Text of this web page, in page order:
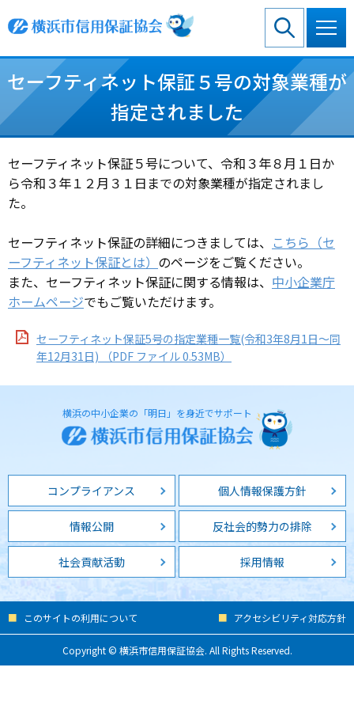
ロ
バ
ル
ビ
シ
ョ
ン
文ー
ル
ナ
ゲ
ョ
ン
へ
ッ
ー
へセーフティネット保証５号の対象業種が
指定されました
セーフティネット保証５号について、 令和３年８月１日か
ら令和３年１２月３１日 までの対象業種が指定されまし
た。
セーフティネット保証の詳細につきましては、 こちら（セ
ーフティネット保証とは） のページをご覧ください。
また、セーフティネット保証に関する情報は、 中小企業庁
ホームページでもご覧いただけます。
セーフティネット保証5号の指定業種一覧(令和3年8月1日～同
年12月31日) （PDF ファイル 0.53MB）
横浜の中小企業の「明日」を身近でサポート
コンプライアンス 個人情報保護方針
情報公開 反社会的勢力の排除
社会貢献活動 採用情報
このサイトの利用について アクセシビリティ対応方針
Copyright © 横浜市信用保証協会. All Rights Reserved.